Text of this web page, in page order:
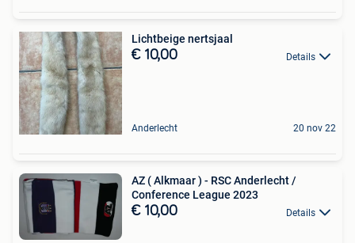
Lichtbeige nertsjaal
€ 10,00 Details
Anderlecht 20 nov 22
AZ ( Alkmaar ) - RSC Anderlecht /
Conference League 2023
€ 10,00 Details